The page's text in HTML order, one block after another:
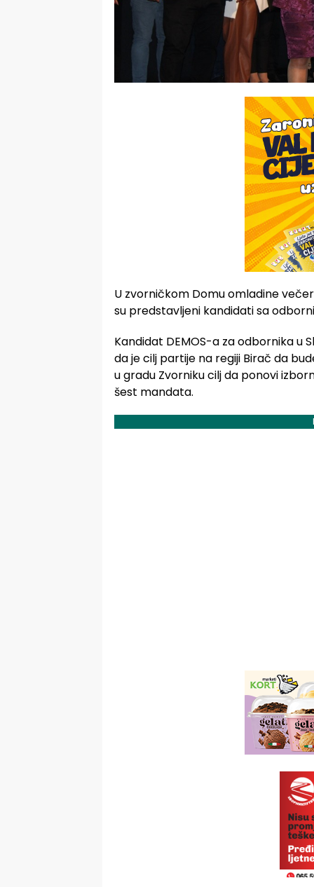
U zvorničkom Domu omladine
su predstavljeni kandidati sa
Kandidat DEMOS-a za odbornika u
da je cilj partije na regiji Birač da
u gradu Zvorniku cilj da ponovi
šest mandata.